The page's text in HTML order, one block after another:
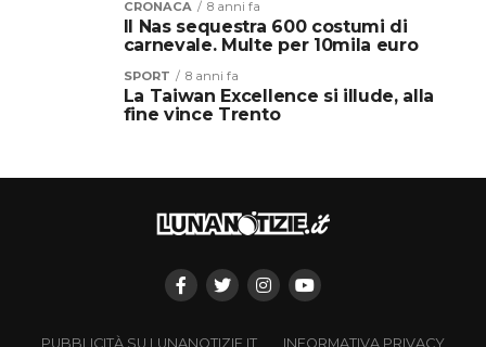
CRONACA 8 anni fa
Il Nas sequestra 600 costumi di
carnevale. Multe per 10mila euro
SPORT 8 anni fa
La Taiwan Excellence si illude, alla
fine vince Trento
PUBBLICITÀ SU LUNANOTIZIE.IT INFORMATIVA PRIVACY